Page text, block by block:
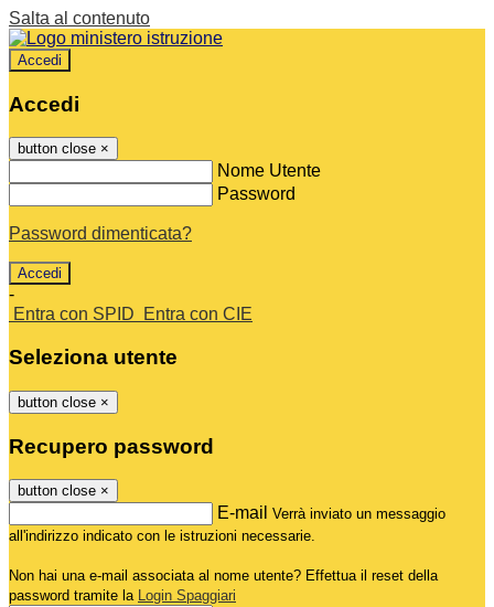
Salta al contenuto
Accedi
Accedi
button close ×
Nome Utente
Password
Password dimenticata?
-
Entra con SPID
Entra con CIE
Seleziona utente
button close ×
Recupero password
button close ×
E-mail Verrà inviato un messaggio
all'indirizzo indicato con le istruzioni necessarie.
Non hai una e-mail associata al nome utente? Effettua il reset della
password tramite la Login Spaggiari